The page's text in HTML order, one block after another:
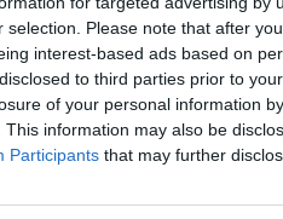
selection. Please note that after
interest-based ads based on
to third parties prior to
of your personal information
This information may also be
Participants that may further
și încercări de a înșela
lucruri peste tot în
cibernetică a poliției fiscale
pentru toţi angajaţii